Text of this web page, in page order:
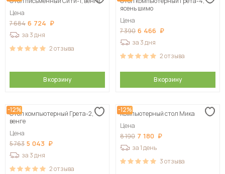
Цена
7 684 6 724
за 3 дня
2отзыва
В корзину
ясень шимо
Цена
7 390 6 466
за 3 дня
2отзыва
В корзину
-12%
Стол компьютерный Грета-2,
венге
Цена
5 763 5 043
за 3 дня
2отзыва
-12%
Компьютерный стол Мика
Цена
8 190 7 180
за 1 день
3отзыва